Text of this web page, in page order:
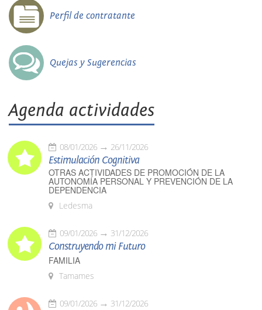
Perfil de contratante
Quejas y Sugerencias
Agenda actividades
08/01/2026 26/11/2026
Estimulación Cognitiva
OTRAS ACTIVIDADES DE PROMOCIÓN DE LA
AUTONOMÍA PERSONAL Y PREVENCIÓN DE LA
DEPENDENCIA
Ledesma
09/01/2026 31/12/2026
Construyendo mi Futuro
FAMILIA
Tamames
09/01/2026 31/12/2026